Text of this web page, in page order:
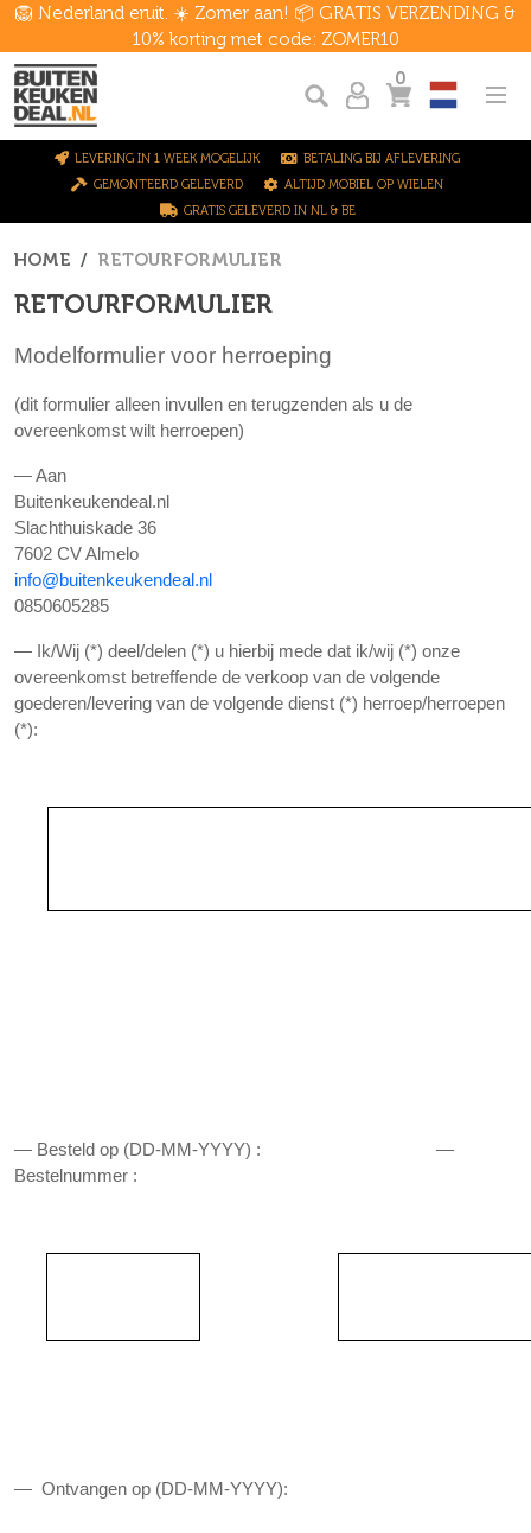
🦁 Nederland eruit. ☀️ Zomer aan! 📦 GRATIS VERZENDING &
10% korting met code: ZOMER10
0
LEVERING IN 1 WEEK MOGELIJK
BETALING BIJ AFLEVERING
GEMONTEERD GELEVERD
ALTIJD MOBIEL OP WIELEN
GRATIS GELEVERD IN NL & BE
HOME RETOURFORMULIER
RETOURFORMULIER
Modelformulier voor herroeping
(dit formulier alleen invullen en terugzenden als u de
overeenkomst wilt herroepen)
— Aan
Buitenkeukendeal.nl
Slachthuiskade 36
7602 CV Almelo
info@buitenkeukendeal.nl
0850605285
— Ik/Wij (*) deel/delen (*) u hierbij mede dat ik/wij (*) onze
overeenkomst betreffende de verkoop van de volgende
goederen/levering van de volgende dienst (*) herroep/herroepen
(*):
— Besteld op (DD-MM-YYYY) :
—
Bestelnummer :
— Ontvangen op (DD-MM-YYYY):